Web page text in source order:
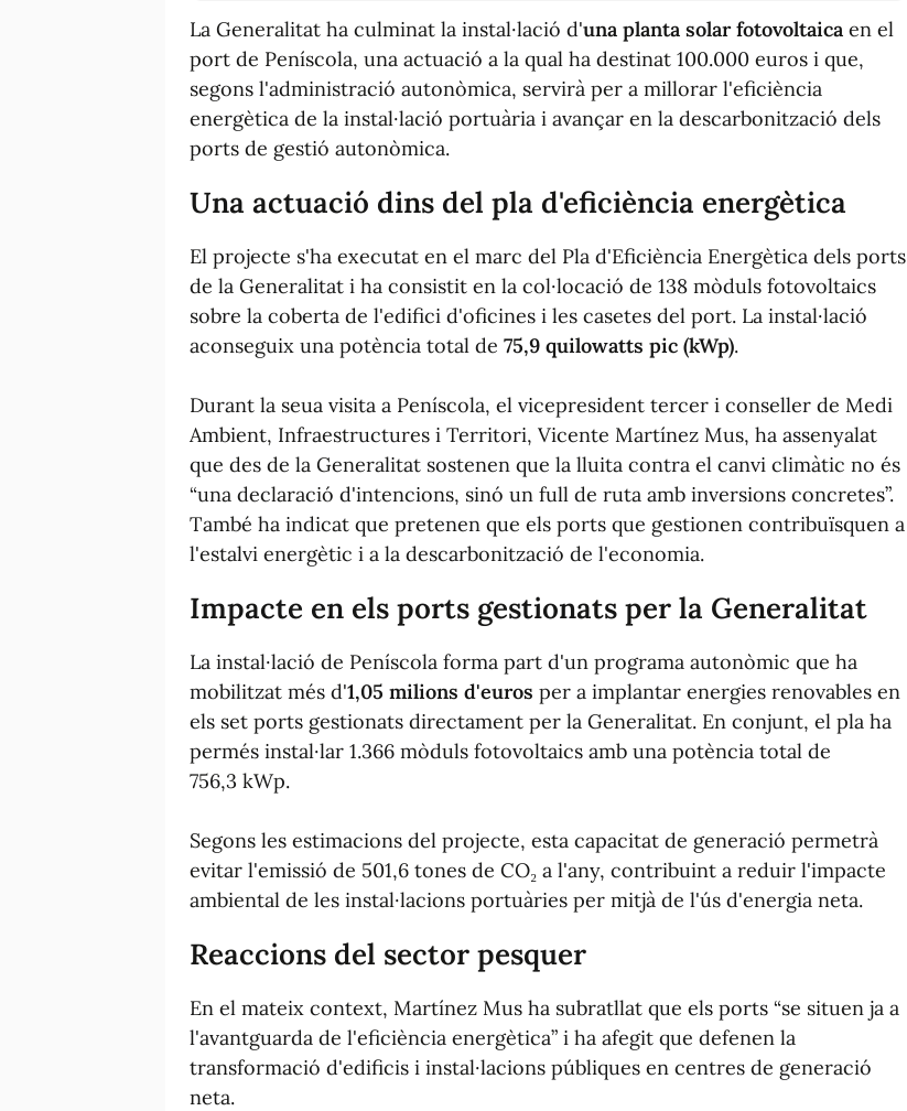
La Generalitat ha culminat la instal·lació d'una planta solar fotovoltaica en el
port de Peníscola, una actuació a la qual ha destinat 100.000 euros i que,
segons l'administració autonòmica, servirà per a millorar l'eficiència
energètica de la instal·lació portuària i avançar en la descarbonització dels
ports de gestió autonòmica.
Una actuació dins del pla d'eficiència energètica
El projecte s'ha executat en el marc del Pla d'Eficiència Energètica dels ports
de la Generalitat i ha consistit en la col·locació de 138 mòduls fotovoltaics
sobre la coberta de l'edifici d'oficines i les casetes del port. La instal·lació
aconseguix una potència total de 75,9 quilowatts pic (kWp).
Durant la seua visita a Peníscola, el vicepresident tercer i conseller de Medi
Ambient, Infraestructures i Territori, Vicente Martínez Mus, ha assenyalat
que des de la Generalitat sostenen que la lluita contra el canvi climàtic no és
“una declaració d'intencions, sinó un full de ruta amb inversions concretes”.
També ha indicat que pretenen que els ports que gestionen contribuïsquen a
l'estalvi energètic i a la descarbonització de l'economia.
Impacte en els ports gestionats per la Generalitat
La instal·lació de Peníscola forma part d'un programa autonòmic que ha
mobilitzat més d'1,05 milions d'euros per a implantar energies renovables en
els set ports gestionats directament per la Generalitat. En conjunt, el pla ha
permés instal·lar 1.366 mòduls fotovoltaics amb una potència total de
756,3 kWp.
Segons les estimacions del projecte, esta capacitat de generació permetrà
evitar l'emissió de 501,6 tones de CO₂ a l'any, contribuint a reduir l'impacte
ambiental de les instal·lacions portuàries per mitjà de l'ús d'energia neta.
Reaccions del sector pesquer
En el mateix context, Martínez Mus ha subratllat que els ports “se situen ja a
l'avantguarda de l'eficiència energètica” i ha afegit que defenen la
transformació d'edificis i instal·lacions públiques en centres de generació
neta.